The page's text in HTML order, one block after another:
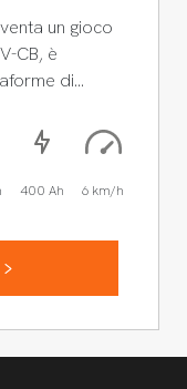
un gioco
CB, è
di…
400 Ah 6 km/h